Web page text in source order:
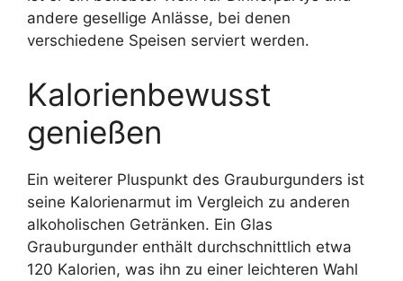
andere gesellige Anlässe, bei denen
verschiedene Speisen serviert werden.
Kalorienbewusst
genießen
Ein weiterer Pluspunkt des Grauburgunders ist
seine Kalorienarmut im Vergleich zu anderen
alkoholischen Getränken. Ein Glas
Grauburgunder enthält durchschnittlich etwa
120 Kalorien, was ihn zu einer leichteren Wahl